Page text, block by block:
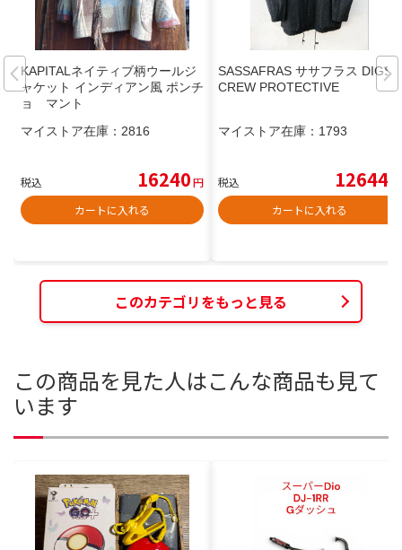
KAPITALネイティブ柄ウールジ
ャケット インディアン風 ポンチ
ョ マント
マイストア在庫： 2816
税込 16240円
カートに入れる
SASSAFRAS ササフラス DIGS
CREW PROTECTIVE
マイストア在庫： 1793
税込 12644
カートに入れる
このカテゴリをもっと見る
この商品を見た人はこんな商品も見て
います